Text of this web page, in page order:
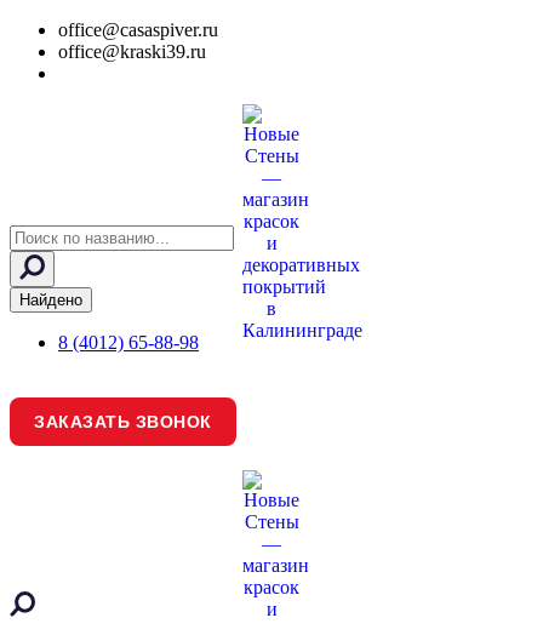
office@casaspiver.ru
office@kraski39.ru
Search
...
Найдено
8 (4012) 65-88-98
ЗАКАЗАТЬ ЗВОНОК